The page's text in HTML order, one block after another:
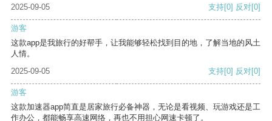
2025-09-05
支持[0] 反对[0]
游客
这款app是我旅行的好帮手，让我能够轻松找到目的地，了解当地的风土
人情。
2025-09-05
支持[0] 反对[0]
游客
这款加速器app简直是居家旅行必备神器，无论是看视频、玩游戏还是工
作办公，都能畅享高速网络，再也不用担心网速卡顿了。